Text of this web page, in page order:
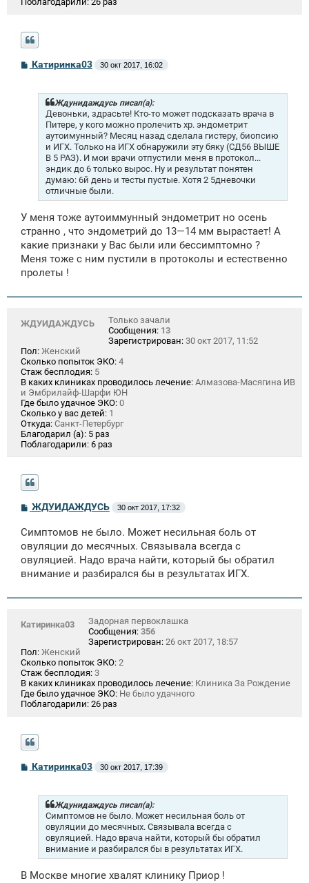
С
о
Катиринка03 30 окт 2017, 16:02
Ждунидаждусь писал(а):
Девоньки, здрасьте! Кто-то может подсказать врача в
Питере, у кого можно пролечить хр. эндометрит
аутоимунный? Месяц назад сделала гистеру, биопсию
и ИГХ. Только на ИГХ обнаружили эту бяку (СД56 ВЫШЕ
В 5 РАЗ). И мои врачи отпустили меня в протокол...
эндик до 6 только вырос. Ну и результат понятен
думаю: 6й день и тесты пустые. Хотя 2 5дневочки
отличные были.
У меня тоже аутоиммунный эндометрит но осень
странно , что эндометрий до 13—14 мм вырастает! А
какие признаки у Вас были или бессимптомно ?
Меня тоже с ним пустили в протоколы и естественно
пролеты !
ЖДУИДАЖДУСЬ
Только зачали
Сообщения: 13
Зарегистрирован: 30 окт 2017, 11:52
Пол: Женский
Сколько попыток ЭКО: 4
Стаж бесплодия: 5
В каких клиниках проводилось лечение: Алмазова-Масягина ИВ
и Эмбрилайф-Шарфи ЮН
Где было удачное ЭКО: 0
Сколько у вас детей: 1
Откуда: Санкт-Петербург
Благодарил (а): 5 раз
Поблагодарили: 6 раз
С
б
щ
н
и
ЖДУИДАЖДУСЬ 30 окт 2017, 17:32
Симптомов не было. Может несильная боль от
овуляции до месячных. Связывала всегда с
овуляцией. Надо врача найти, который бы обратил
внимание и разбирался бы в результатах ИГХ.
Катиринка03
Задорная первоклашка
Сообщения: 356
Зарегистрирован: 26 окт 2017, 18:57
Пол: Женский
Сколько попыток ЭКО: 2
Стаж бесплодия: 3
В каких клиниках проводилось лечение: Клиника За Рождение
Где было удачное ЭКО: Не было удачного
Поблагодарили: 26 раз
СКатиринка03 30 окт 2017, 17:39
Ждунидаждусь писал(а):
Симптомов не было. Может несильная боль от
овуляции до месячных. Связывала всегда с
овуляцией. Надо врача найти, который бы обратил
внимание и разбирался бы в результатах ИГХ.
В Москве многие хвалят клинику Приор !